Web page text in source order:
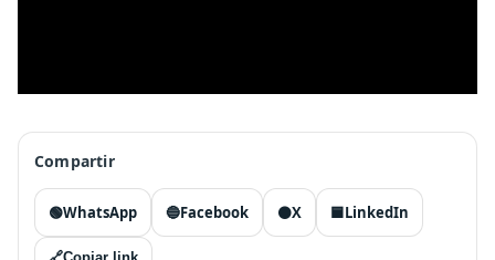
Compartir
🟢WhatsApp 🔵Facebook ⚫X 🟦LinkedIn